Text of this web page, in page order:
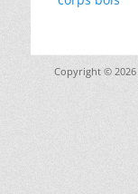
l’article
Copyright © 2026